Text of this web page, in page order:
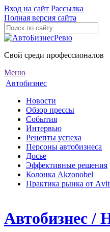
Вход на сайт Рассылка
Полная версия сайта
Свой среди профессионалов
Меню
Автобизнес
Новости
Обзор прессы
События
Интервью
Рецепты успеха
Персоны автобизнеса
Досье
Эффективные решения
Колонка Akzonobel
Практика рынка от
Автобизнес /